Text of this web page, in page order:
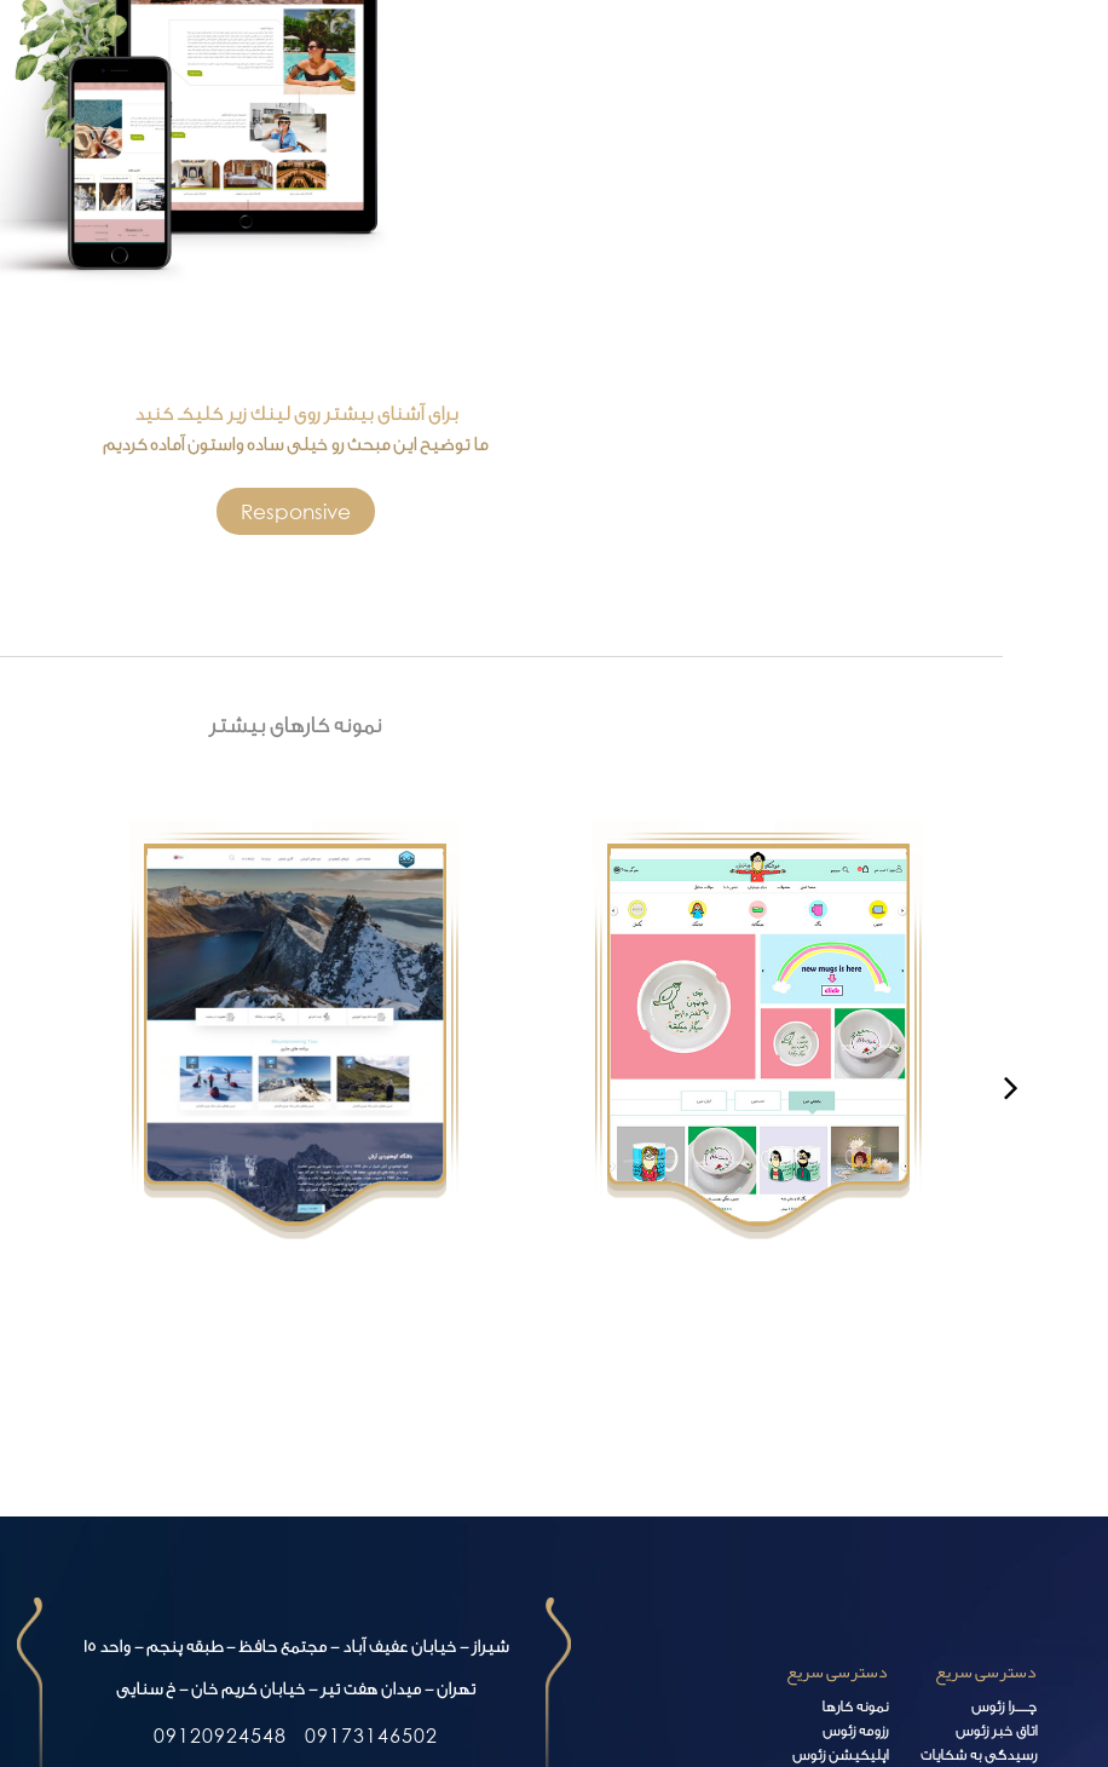
برای آشنای بیشتر روی لینک زیر کلیکـ کنید
ما توضیح این مبحث رو خیلی ساده واستون آماده کردیم
Responsive
نمونه کارهای بیشتر
دسترسی سریع
چـــــرا زئوس
اتاق خبر زئوس
رسیدگی به شکایات
دسترسی سریع
نمونه کارها
رزومه زئوس
اپلیکیشن زئوس
شیراز - خیابان عفیف آباد - مجتمع حافظ - طبقه پنجم - واحد 15
تهران - میدان هفت تیر - خیابان کریم خان - خ سنایی
09120924548 09173146502